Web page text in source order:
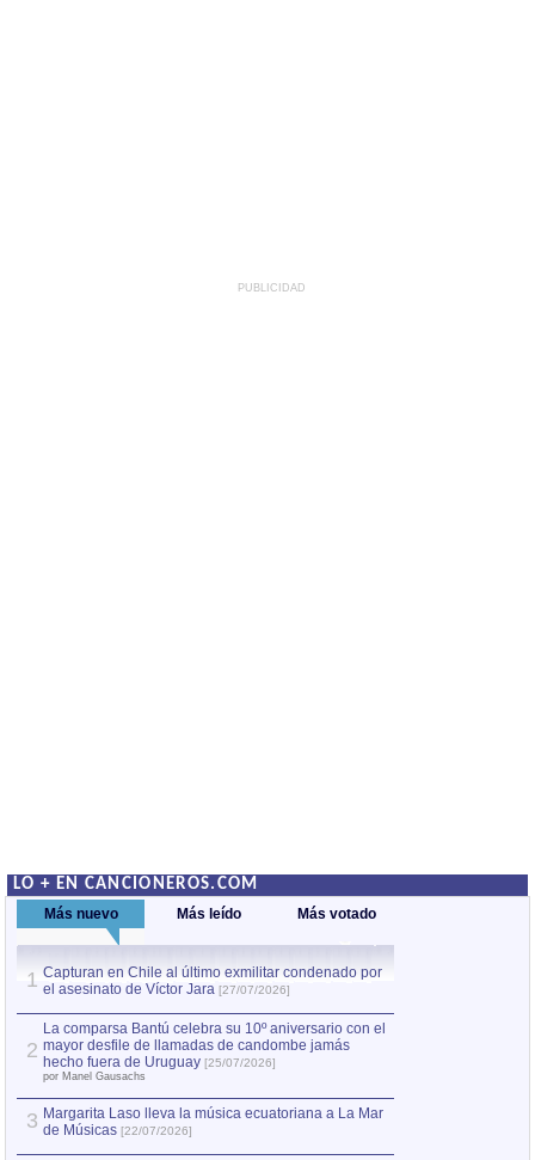
PUBLICIDAD
LO + EN CANCIONEROS.COM
Más nuevo Más leído Más votado
1 Capturan en Chile al último exmilitar condenado por
el asesinato de Víctor Jara [27/07/2026]
2
La comparsa Bantú celebra su 10º aniversario con el
mayor desfile de llamadas de candombe jamás
hecho fuera de Uruguay [25/07/2026]
por Manel Gausachs
3 Margarita Laso lleva la música ecuatoriana a La Mar
de Músicas [22/07/2026]